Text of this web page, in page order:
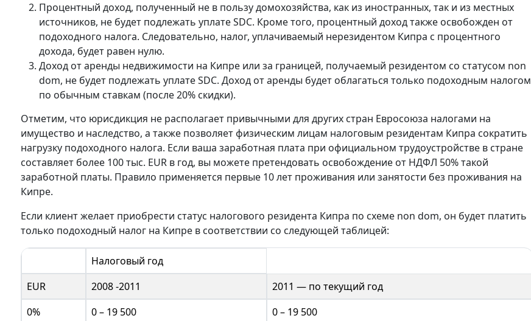
Процентный доход, полученный не в пользу домохозяйства, как из иностранных, так и из местных
источников, не будет подлежать уплате SDC. Кроме того, процентный доход также освобожден от
подоходного налога. Следовательно, налог, уплачиваемый нерезидентом Кипра с процентного
дохода, будет равен нулю.
Доход от аренды недвижимости на Кипре или за границей, получаемый резидентом со статусом non
dom, не будет подлежать уплате SDC. Доход от аренды будет облагаться только подоходным налогом
по обычным ставкам (после 20% скидки).
Отметим, что юрисдикция не располагает привычными для других стран Евросоюза налогами на
имущество и наследство, а также позволяет физическим лицам налоговым резидентам Кипра сократить
нагрузку подоходного налога. Если ваша заработная плата при официальном трудоустройстве в стране
составляет более 100 тыс. EUR в год, вы можете претендовать освобождение от НДФЛ 50% такой
заработной платы. Правило применяется первые 10 лет проживания или занятости без проживания на
Кипре.
Если клиент желает приобрести статус налогового резидента Кипра по схеме non dom, он будет платить
только подоходный налог на Кипре в соответствии со следующей таблицей:
Налоговый год
EUR
2008 -2011
2011 — по текущий год
0%
0 – 19 500
0 – 19 500